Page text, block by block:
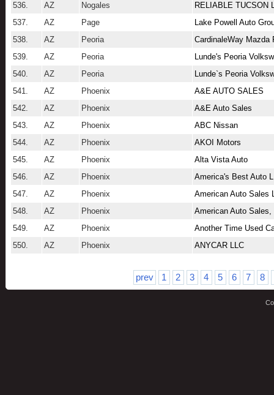
536.
AZ Nogales
RELIABLE TUCSON
537.
AZ Page
Lake Powell Auto
538.
AZ Peoria
CardinaleWay Mazda
539.
AZ Peoria
Lunde's Peoria
540.
AZ Peoria
Lunde`s Peoria
541.
AZ Phoenix
A&E AUTO SALES
542.
AZ Phoenix
A&E Auto Sales
543.
AZ Phoenix
ABC Nissan
544.
AZ Phoenix
AKOI Motors
545.
AZ Phoenix
Alta Vista Auto
546.
AZ Phoenix
America's Best Auto
547.
AZ Phoenix
American Auto Sales
548.
AZ Phoenix
American Auto
549.
AZ Phoenix
Another Time Used
550.
AZ Phoenix ANYCAR LLC
prev 1 2 3 4 5 6 7 8